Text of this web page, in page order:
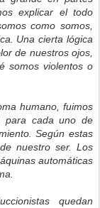
explicar el todo
como somos,
Una cierta lógica
de nuestros ojos,
somos violentos o
humano, fuimos
para cada uno de
Según estas
nuestro ser. Los
automáticas
quedan